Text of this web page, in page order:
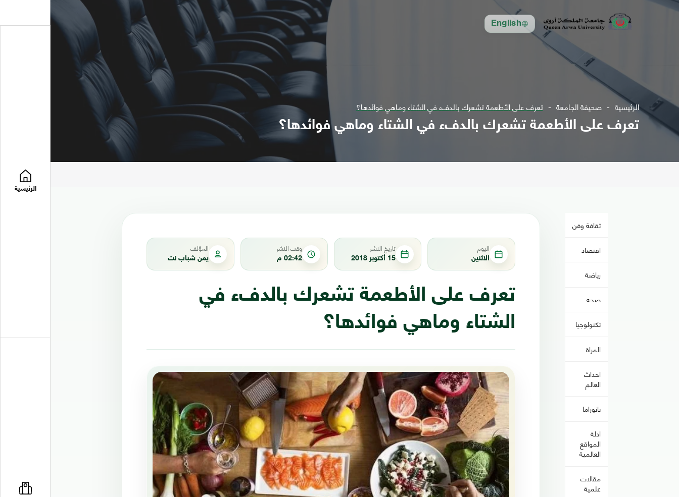
English
الرئيسية
الرئيسية صحيفة الجامعة تعرف على الأطعمة تشعرك بالدفء في الشتاء وماهي فوائدها؟
تعرف على الأطعمة تشعرك بالدفء في الشتاء وماهي فوائدها؟
ثقافة وفن
اقتصاد
رياضة
صحه
تكنولوجيا
المراة
احداث
العالم
بانوراما
ادلة
المواقع
العالمية
مقالات
علمية
اليوم
الاثنين
تاريخ النشر
15 أكتوبر 2018
وقت النشر
02:42 م
المؤلف
يمن شباب نت
تعرف على الأطعمة تشعرك بالدفء في
الشتاء وماهي فوائدها؟